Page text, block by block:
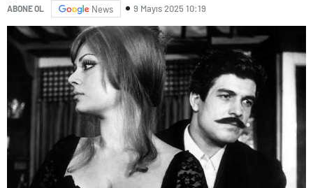
ABONE OL News 9 Mayıs 2025 10:19